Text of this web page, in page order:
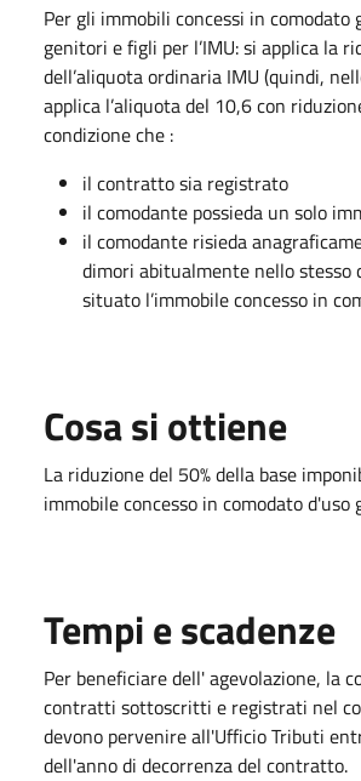
Per gli immobili concessi in
genitori e figli per l’IMU: si applica la
dell’aliquota ordinaria IMU (quindi,
applica l’aliquota del 10,6 con
condizione che :
il contratto sia registrato
il comodante possieda un solo
il comodante risieda
dimori abitualmente nello stesso
situato l’immobile concesso in
Cosa si ottiene
La riduzione del 50% della base
immobile concesso in comodato d'uso
Tempi e scadenze
Per beneficiare dell' agevolazione, la
contratti sottoscritti e registrati nel
devono pervenire all'Ufficio Tributi
dell'anno di decorrenza del contratto.